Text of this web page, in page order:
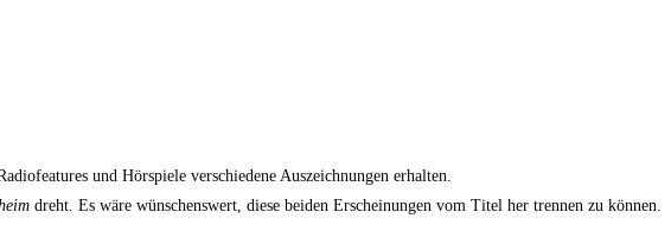
und Hörspiele verschiedene Auszeichnungen erhalten.
dreht. Es wäre wünschenswert, diese beiden Erscheinungen vom Titel her trennen zu können.